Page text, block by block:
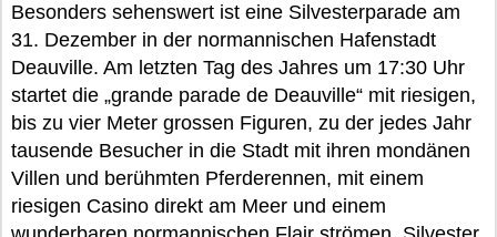
Besonders sehenswert ist eine Silvesterparade am
31. Dezember in der normannischen Hafenstadt
Deauville. Am letzten Tag des Jahres um 17:30 Uhr
startet die „grande parade de Deauville“ mit riesigen,
bis zu vier Meter grossen Figuren, zu der jedes Jahr
tausende Besucher in die Stadt mit ihren mondänen
Villen und berühmten Pferderennen, mit einem
riesigen Casino direkt am Meer und einem